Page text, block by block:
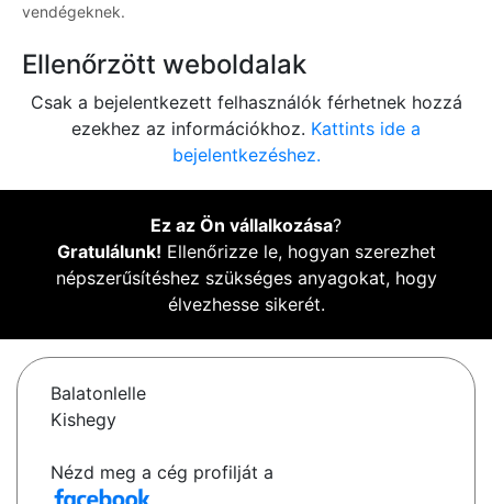
vendégeknek.
Ellenőrzött weboldalak
Csak a bejelentkezett felhasználók férhetnek hozzá
ezekhez az információkhoz. Kattints ide a
bejelentkezéshez.
Ez az Ön vállalkozása?
Gratulálunk! Ellenőrizze le, hogyan szerezhet
népszerűsítéshez szükséges anyagokat, hogy
élvezhesse sikerét.
Balatonlelle
Kishegy
Nézd meg a cég profilját a